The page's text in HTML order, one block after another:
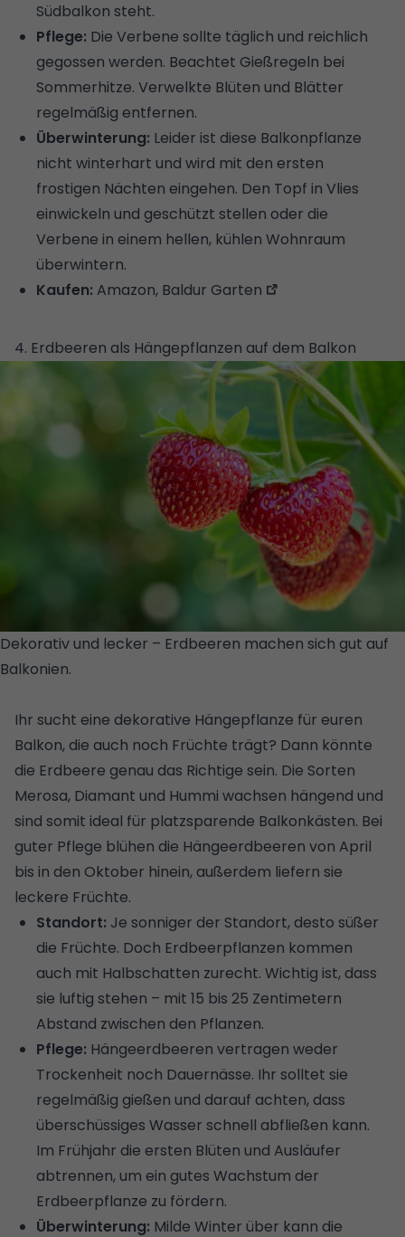
Südbalkon steht.
Pflege: Die Verbene sollte täglich und reichlich
gegossen werden. Beachtet Gießregeln bei
Sommerhitze. Verwelkte Blüten und Blätter
regelmäßig entfernen.
Überwinterung: Leider ist diese Balkonpflanze
nicht winterhart und wird mit den ersten
frostigen Nächten eingehen. Den Topf in Vlies
einwickeln und geschützt stellen oder die
Verbene in einem hellen, kühlen Wohnraum
überwintern.
Kaufen: Amazon, Baldur Garten
4. Erdbeeren als Hängepflanzen auf dem Balkon
Dekorativ und lecker – Erdbeeren machen sich gut auf
Balkonien.
Ihr sucht eine dekorative Hängepflanze für euren
Balkon, die auch noch Früchte trägt? Dann könnte
die Erdbeere genau das Richtige sein. Die Sorten
Merosa, Diamant und Hummi wachsen hängend und
sind somit ideal für platzsparende Balkonkästen. Bei
guter Pflege blühen die Hängeerdbeeren von April
bis in den Oktober hinein, außerdem liefern sie
leckere Früchte.
Standort: Je sonniger der Standort, desto süßer
die Früchte. Doch Erdbeerpflanzen kommen
auch mit Halbschatten zurecht. Wichtig ist, dass
sie luftig stehen – mit 15 bis 25 Zentimetern
Abstand zwischen den Pflanzen.
Pflege: Hängeerdbeeren vertragen weder
Trockenheit noch Dauernässe. Ihr solltet sie
regelmäßig gießen und darauf achten, dass
überschüssiges Wasser schnell abfließen kann.
Im Frühjahr die ersten Blüten und Ausläufer
abtrennen, um ein gutes Wachstum der
Erdbeerpflanze zu fördern.
Überwinterung: Milde Winter über kann die